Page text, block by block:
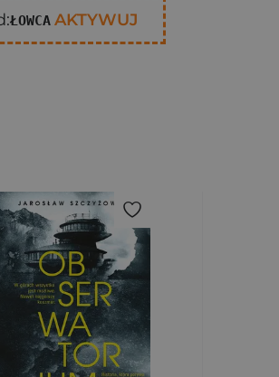
ŁOWCA AKTYWUJ